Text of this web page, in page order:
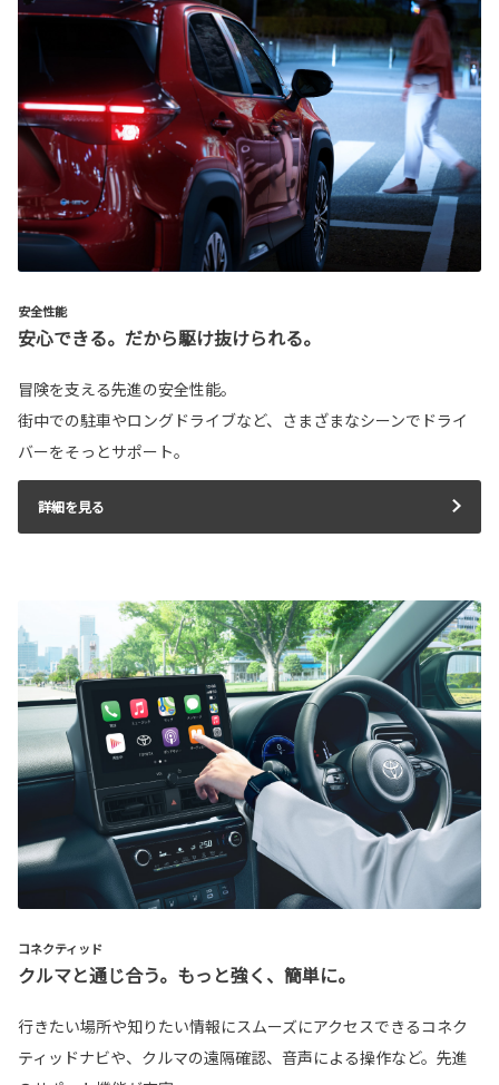
安全性能
安心できる。だから駆け抜けられる。
冒険を支える先進の安全性能。
街中での駐車やロングドライブなど、さまざまなシーンでドライ
バーをそっとサポート。
詳細を見る
コネクティッド
クルマと通じ合う。もっと強く、簡単に。
行きたい場所や知りたい情報にスムーズにアクセスできるコネク
ティッドナビや、クルマの遠隔確認、音声による操作など。先進